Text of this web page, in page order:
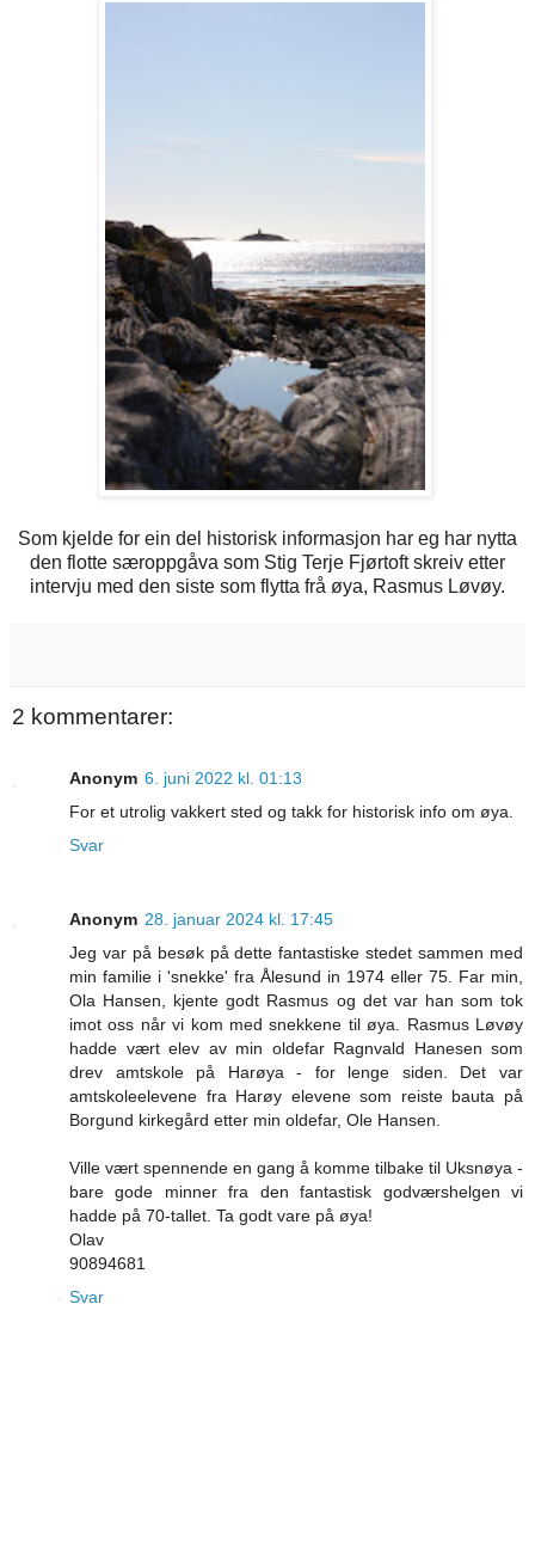
Som kjelde for ein del historisk informasjon har eg har nytta
den flotte særoppgåva som Stig Terje Fjørtoft skreiv etter
intervju med den siste som flytta frå øya, Rasmus Løvøy.
2 kommentarer:
Anonym 6. juni 2022 kl. 01:13
For et utrolig vakkert sted og takk for historisk info om øya.
Svar
Anonym 28. januar 2024 kl. 17:45
Jeg var på besøk på dette fantastiske stedet sammen med
min familie i 'snekke' fra Ålesund in 1974 eller 75. Far min,
Ola Hansen, kjente godt Rasmus og det var han som tok
imot oss når vi kom med snekkene til øya. Rasmus Løvøy
hadde vært elev av min oldefar Ragnvald Hanesen som
drev amtskole på Harøya - for lenge siden. Det var
amtskoleelevene fra Harøy elevene som reiste bauta på
Borgund kirkegård etter min oldefar, Ole Hansen.
Ville vært spennende en gang å komme tilbake til Uksnøya -
bare gode minner fra den fantastisk godværshelgen vi
hadde på 70-tallet. Ta godt vare på øya!
Olav
90894681
Svar